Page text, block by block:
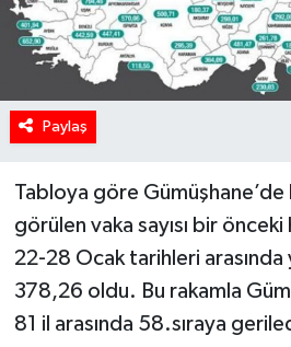
Paylaş
Tabloya göre
görülen vaka sayısı bir
22-28 Ocak tarihleri arasında
378,26 oldu. Bu rakamla
81 il arasında 58.sıraya